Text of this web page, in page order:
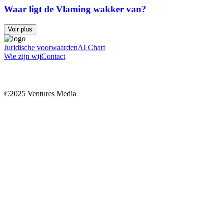
Waar ligt de Vlaming wakker van?
Voir plus
Juridische voorwaardenAI Chart
Wie zijn wijContact
©2025 Ventures Media